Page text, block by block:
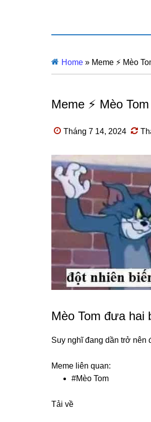
Home » Meme ⚡ Mèo
Meme ⚡ Mèo
Tháng 7 14, 2024
Mèo Tom đưa hai
Suy nghĩ đang dần trở nên
Meme liên quan:
#Mèo Tom
Tải về